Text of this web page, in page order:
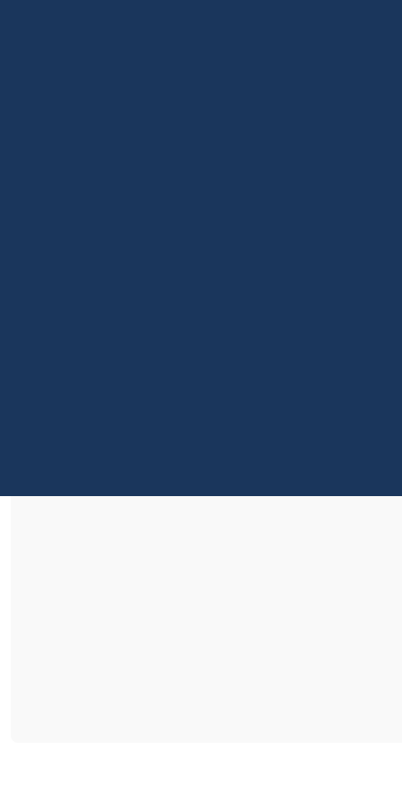
Wydział Matematyki i Informatyki UMK (Faculty of
Wydział Matematyki i Informatyki Uniwersytetu
Wydział Matematyki i Nauk Informacyjnych
Wydział Matematyki i Informatyki UAM (Faculty of